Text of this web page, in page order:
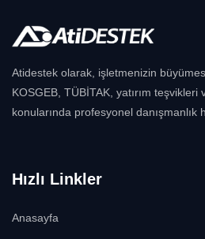
Atidestek olarak, işletmenizin
KOSGEB, TÜBİTAK, yatırım teşvikleri
konularında profesyonel danışmanlık
Hızlı Linkler
Anasayfa